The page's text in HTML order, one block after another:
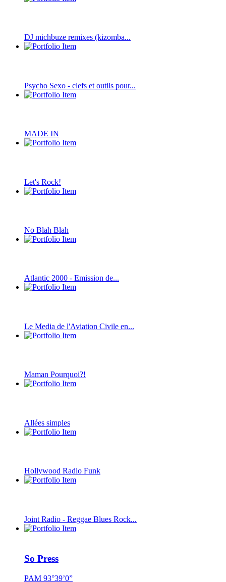
DJ michbuze remixes (kizomba...
Psycho Sexo - clefs et outils pour...
MADE IN
Let's Rock!
No Blah Blah
Atlantic 2000 - Emission de...
Le Media de l'Aviation Civile en...
Maman Pourquoi?!
Allées simples
Hollywood Radio Funk
Joint Radio - Reggae Blues Rock...
So Press
PAM 93°39’0”